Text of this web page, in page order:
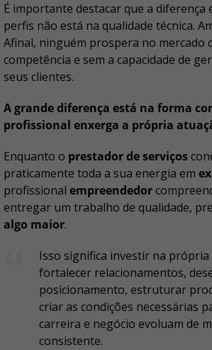
É importante destacar que a diferença
perfis não está na qualidade técnica.
Afinal, ninguém prospera no mercado
competência e sem a capacidade de
seus clientes.
A grande diferença está na forma
profissional enxerga a própria
Enquanto o prestador de serviços
praticamente toda a sua energia em
profissional empreendedor
entregar um trabalho de qualidade,
algo maior.
Isso significa investir na
fortalecer relacionamentos,
posicionamento, estruturar
criar as condições necessárias
carreira e negócio evoluam de
consistente.